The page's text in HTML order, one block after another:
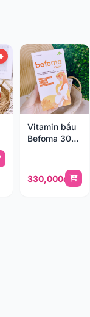
Vitamin bầu
Befoma 30
330,000đ